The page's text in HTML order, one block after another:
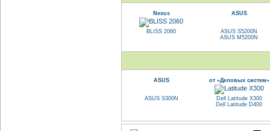
Nexus ASUS
BLISS 2060
ASUS S5200N
ASUS M5200N
ASUS от «Деловых систем»
ASUS S300N
Dell Latitude X300
Dell Latitude D400